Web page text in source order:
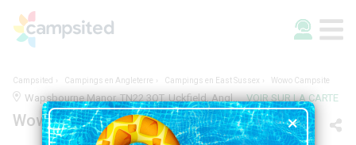
Campsited Campings en Angleterre Campings en East Sussex Wowo Campsite
Wapsbourne Manor, TN22 3QT, Uckfield, Angleterre | 7.8KM DE UCKFIELD VOIR SUR LA CARTE
Wowo Campsite